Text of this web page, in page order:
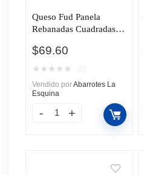
Queso Fud Panela
Rebanadas Cuadradas
$69.60
★ ★ ★ ★ ★
Vendido porAbarrotes La
Esquina